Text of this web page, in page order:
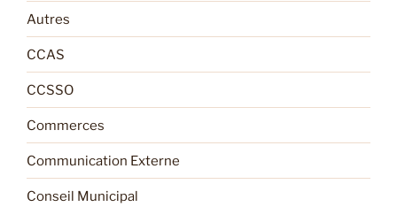
Autres
CCAS
CCSSO
Commerces
Communication Externe
Conseil Municipal